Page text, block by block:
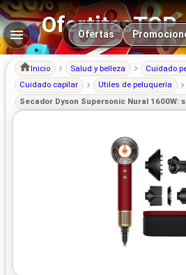
OfertitasTOP
Navegación principal
Ofertas
Inicio Salud y belleza
Cuidado
Cuidado capilar
Útiles de peluquería
Secador Dyson Supersonic Nural